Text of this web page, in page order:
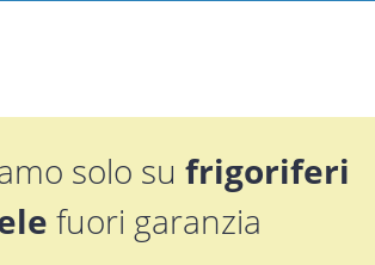
solo su frigoriferi
fuori garanzia